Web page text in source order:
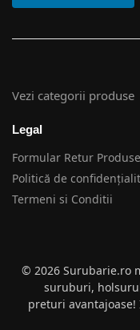
Vezi categorii produse
Legal
Formular Retur Produse
Politică de
Termeni si Conditii
© 2026 Surubarie.ro
suruburi,
preturi